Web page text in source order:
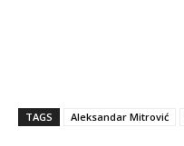
TAGS Aleksandar Mitrović